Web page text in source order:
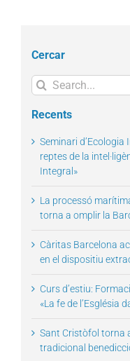
Cercar
Search
for:
Recents
Seminari
reptes de la
Integral»
La processó
torna a omplir la
Càritas Barcelona
en el dispositiu
Curs d’estiu:
«La fe de l’Església
Sant Cristòfol torna
tradicional